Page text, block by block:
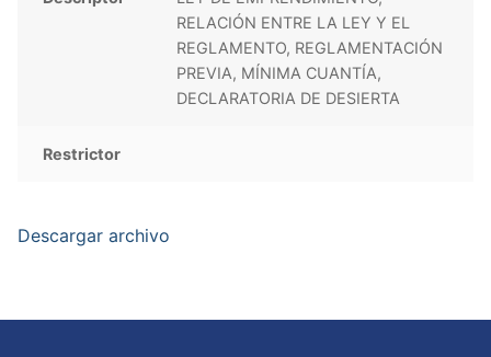
RELACIÓN ENTRE LA LEY Y EL
REGLAMENTO, REGLAMENTACIÓN
PREVIA, MÍNIMA CUANTÍA,
DECLARATORIA DE DESIERTA
Restrictor
Descargar archivo